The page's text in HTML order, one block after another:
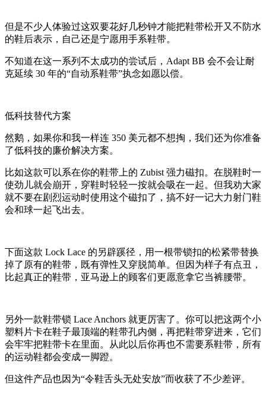
但是不少人体验过这双要花好几秒钟才能把鞋带松开又不防水
的鞋后表示，自己还是宁愿用手系鞋带。
不知道在这一系列不太成功的尝试后，Adapt BB 会不会让耐
克延续 30 年的“自动系鞋带”执念如愿以偿。
低科技替代方案
然鹅，如果你和我一样连 350 美元都不想掏，我们还为你准备
了低科技的廉价解决方案。
比如这款可以系在你的鞋带上的 Zubist 强力磁扣。在脱鞋时一
使劲儿就会崩开，穿鞋时轻轻一按就会吸在一起。但我劝大家
就不要在剧烈运动时使用这个磁扣了，搞不好一记大力射门鞋
会和球一起飞出去。
下面这款 Lock Lace 的另辟蹊径，用一根带锁扣的松紧带替换
掉了原有的鞋带，既有弹性又穿脱简单。但因为样子有点丑，
比起真正的鞋带，亚马逊上的顾客们更愿意拿它当裤腰带。
另外一款鞋带锁 Lace Anchors 就更厉害了。你可以把这两个小
塑料片卡在鞋子最顶端的鞋带孔内侧，再把鞋带穿进来，它们
会牢牢把鞋带卡在里面。从此以后你再也不需要系鞋带，所有
的运动鞋都会变成一脚蹬。
但这件产品也因为“令鞋舌头无处安放”而收获了不少差评。